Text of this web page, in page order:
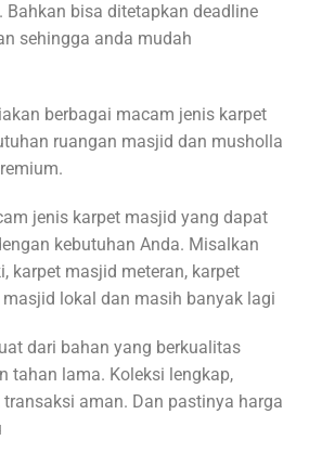
Bahkan bisa ditetapkan deadline
sehingga anda mudah
berbagai macam jenis karpet
ruangan masjid dan musholla
jenis karpet masjid yang dapat
kebutuhan Anda. Misalkan
karpet masjid meteran, karpet
lokal dan masih banyak lagi
dari bahan yang berkualitas
tahan lama. Koleksi lengkap,
aman. Dan pastinya harga